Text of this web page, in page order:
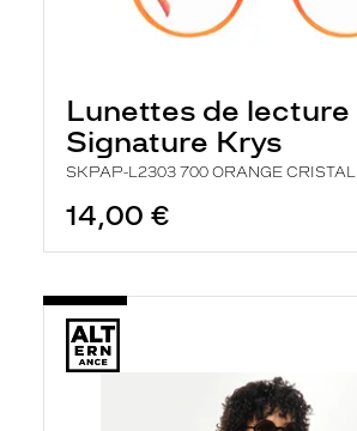
Lunettes de lecture
Signature Krys
SKPAP-L2303 700 ORANGE CRISTAL
14,00 €